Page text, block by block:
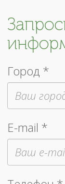
Город *
E-mail *